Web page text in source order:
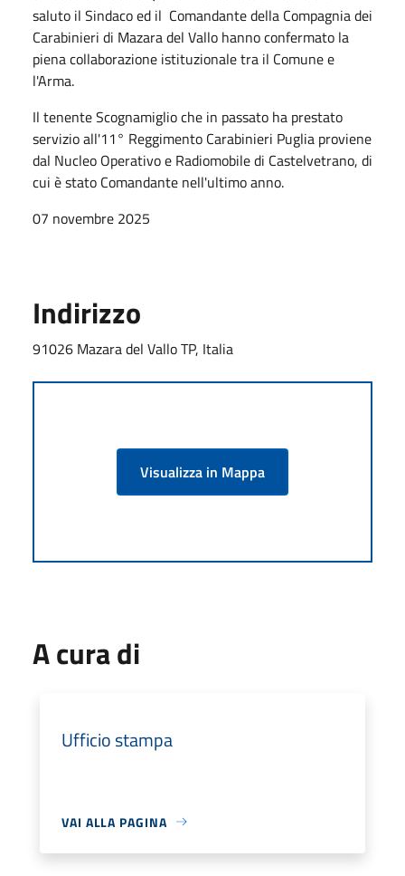
saluto il Sindaco ed il Comandante della Compagnia dei
Carabinieri di Mazara del Vallo hanno confermato la
piena collaborazione istituzionale tra il Comune e
l'Arma.
Il tenente Scognamiglio che in passato ha prestato
servizio all'11° Reggimento Carabinieri Puglia proviene
dal Nucleo Operativo e Radiomobile di Castelvetrano, di
cui è stato Comandante nell'ultimo anno.
07 novembre 2025
Indirizzo
91026 Mazara del Vallo TP, Italia
Visualizza in Mappa
A cura di
Ufficio stampa
VAI ALLA PAGINA